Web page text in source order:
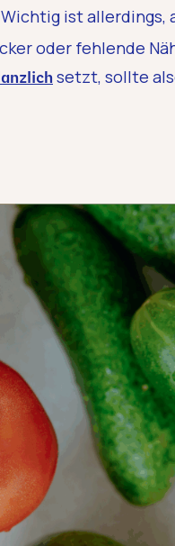
ist allerdings,
oder fehlende
setzt, sollte